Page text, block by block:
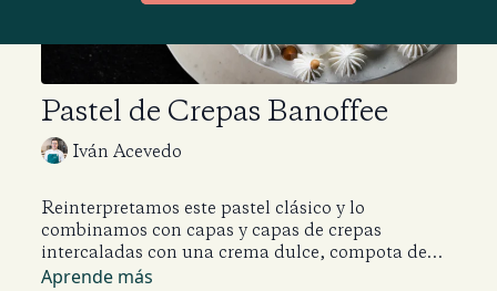
Pastel de Crepas Banoffee
Iván Acevedo
Reinterpretamos este pastel clásico y lo
combinamos con capas y capas de crepas
intercaladas con una crema dulce, compota de
plátano y el dulce de leche.
Aprende más